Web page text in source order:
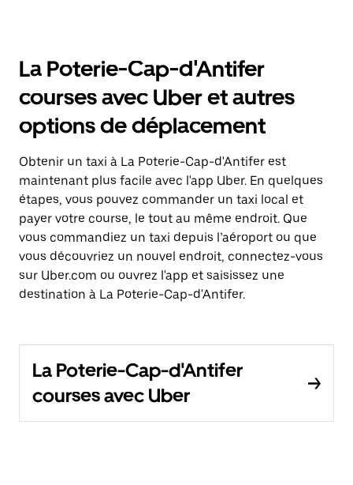
La Poterie-Cap-d'Antifer
courses avec Uber et autres
options de déplacement
Obtenir un taxi à La Poterie-Cap-d'Antifer est
maintenant plus facile avec l'app Uber. En quelques
étapes, vous pouvez commander un taxi local et
payer votre course, le tout au même endroit. Que
vous commandiez un taxi depuis l’aéroport ou que
vous découvriez un nouvel endroit, connectez-vous
sur Uber.com ou ouvrez l'app et saisissez une
destination à La Poterie-Cap-d'Antifer.
La Poterie-Cap-d'Antifer
courses avec Uber